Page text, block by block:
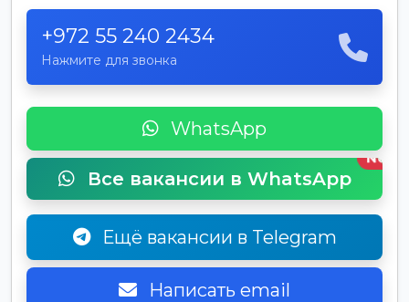
+972 55 240 2434
Нажмите для звонка
WhatsApp
Все вакансии в WhatsApp
New
Ещё вакансии в Telegram
Написать email